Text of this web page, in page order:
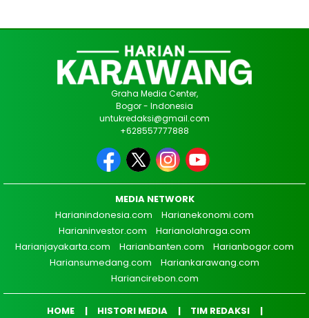
Graha Media Center,
Bogor - Indonesia
untukredaksi@gmail.com
+628557777888
MEDIA NETWORK
Harianindonesia.com
Harianekonomi.com
Harianinvestor.com
Harianolahraga.com
Harianjayakarta.com
Harianbanten.com
Harianbogor.com
Hariansumedang.com
Hariankarawang.com
Hariancirebon.com
HOME HISTORI MEDIA
TIM REDAKSI